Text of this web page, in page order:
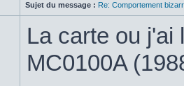
Sujet du message : Re: Comportement
La carte ou j'ai
MC0100A